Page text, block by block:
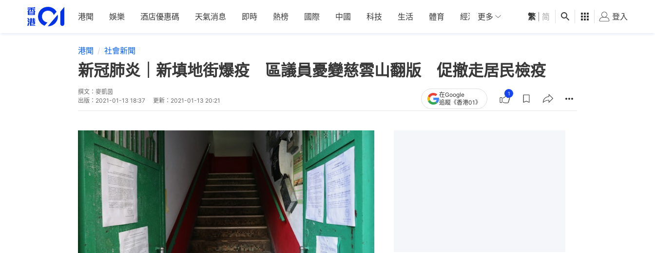
港聞 娛樂 酒店優惠碼 天氣消息 即時 熱榜 國際 中國 科技 生活 體育 經濟 01深圳 觀點 健康 好食玩飛
更多 繁 简 登入
港聞 社會新聞
新冠肺炎｜新填地街爆疫 區議員憂變慈雲山翻版 促撤走居民檢疫
撰文： 麥凱茵
出版： 2021-01-13 18:37 更新： 2021-01-13 20:21
在Google
追蹤《香港01》
1